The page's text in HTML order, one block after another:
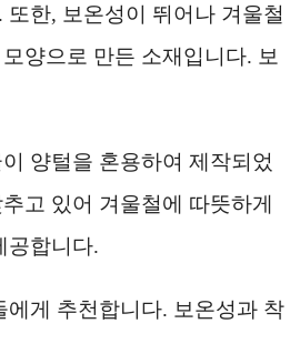
한, 보온성이 뛰어나 겨울철
양으로 만든 소재입니다. 보
양털을 혼용하여 제작되었
고 있어 겨울철에 따뜻하게
공합니다.
게 추천합니다. 보온성과 착